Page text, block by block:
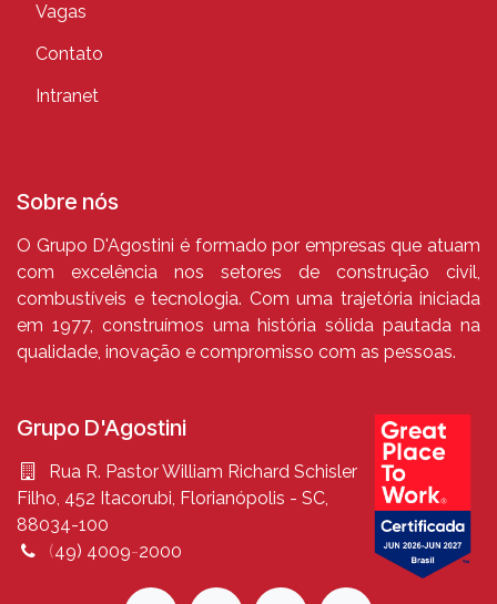
Vagas
Contato
Intranet
Sobre nós
O Grupo D'Agostini é formado por empresas que atuam
com excelência nos setores de construção civil,
combustíveis e tecnologia. Com uma trajetória iniciada
em 1977, construímos uma história sólida pautada na
qualidade, inovação e compromisso com as pessoas.
Grupo D'Agostini
Rua R. Pastor William Richard Schisler
Filho, 452 Itacorubi, Florianópolis - SC,
88034-100
(49) 4009-2000​